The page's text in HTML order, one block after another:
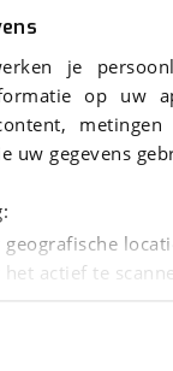
je
op
uw gegevens
actief te